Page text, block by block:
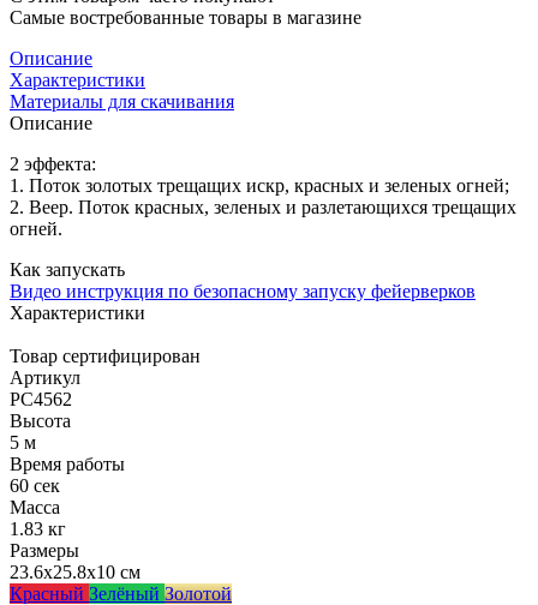
Самые востребованные товары в магазине
Описание
Характеристики
Материалы для скачивания
Описание
2 эффекта:
1. Поток золотых трещащих искр, красных и зеленых огней;
2. Веер. Поток красных, зеленых и разлетающихся трещащих
огней.
Как запускать
Видео инструкция по безопасному запуску фейерверков
Характеристики
Товар сертифицирован
Артикул
РС4562
Высота
5 м
Время работы
60 сек
Масса
1.83 кг
Размеры
23.6x25.8x10 см
Красный Зелёный Золотой